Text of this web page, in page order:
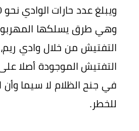
وهي طرق يسلكها
التفتيش من خلال وادي
التفتيش الموجودة أصلا
في جنح الظلام لا سيما
للخطر.